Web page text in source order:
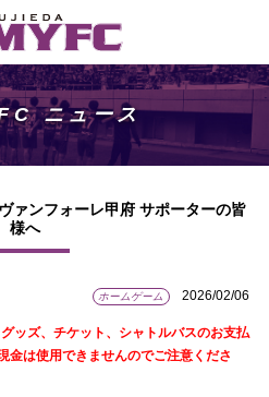
ニュース
ァンフォーレ甲府 サポーターの皆
様へ
ホームゲーム 2026/02/06
ッズ、チケット、シャトルバスのお支払
金は使用できませんのでご注意くださ